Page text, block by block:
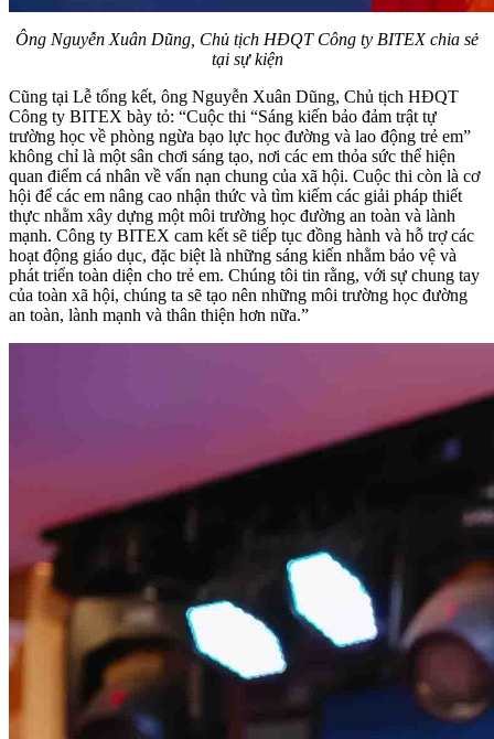
Ông Nguyễn Xuân Dũng, Chủ tịch HĐQT Công ty BITEX chia sẻ
tại sự kiện
Cũng tại Lễ tổng kết, ông Nguyễn Xuân Dũng, Chủ tịch HĐQT
Công ty BITEX bày tỏ: “Cuộc thi “Sáng kiến bảo đảm trật tự
trường học về phòng ngừa bạo lực học đường và lao động trẻ em”
không chỉ là một sân chơi sáng tạo, nơi các em thỏa sức thể hiện
quan điểm cá nhân về vấn nạn chung của xã hội. Cuộc thi còn là cơ
hội để các em nâng cao nhận thức và tìm kiếm các giải pháp thiết
thực nhằm xây dựng một môi trường học đường an toàn và lành
mạnh. Công ty BITEX cam kết sẽ tiếp tục đồng hành và hỗ trợ các
hoạt động giáo dục, đặc biệt là những sáng kiến nhằm bảo vệ và
phát triển toàn diện cho trẻ em. Chúng tôi tin rằng, với sự chung tay
của toàn xã hội, chúng ta sẽ tạo nên những môi trường học đường
an toàn, lành mạnh và thân thiện hơn nữa.”